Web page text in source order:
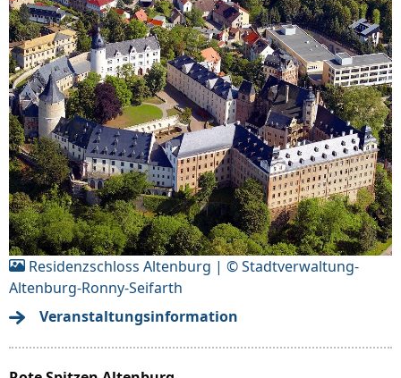
Residenzschloss Altenburg | © Stadtverwaltung-
Altenburg-Ronny-Seifarth
Veranstaltungsinformation